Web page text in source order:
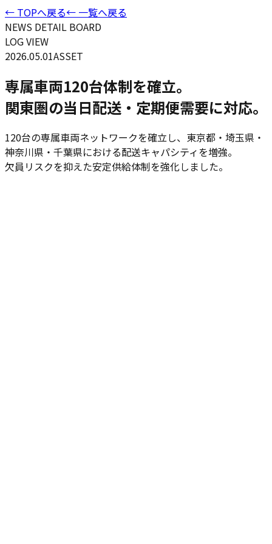
← TOPへ戻る← 一覧へ戻る
NEWS DETAIL BOARD
LOG VIEW
2026.05.01ASSET
専属車両120台体制を確立。
関東圏の当日配送・定期便需要に対応。
120台の専属車両ネットワークを確立し、東京都・埼玉県・
神奈川県・千葉県における配送キャパシティを増強。
欠員リスクを抑えた安定供給体制を強化しました。